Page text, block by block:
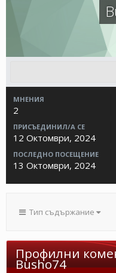
МНЕНИЯ
2
ПРИСЪЕДИНИЛ/А СЕ
12 Октомври, 2024
ПОСЛЕДНО ПОСЕЩЕНИЕ
13 Октомври, 2024
Тип съдържание
Профилни
Busho74